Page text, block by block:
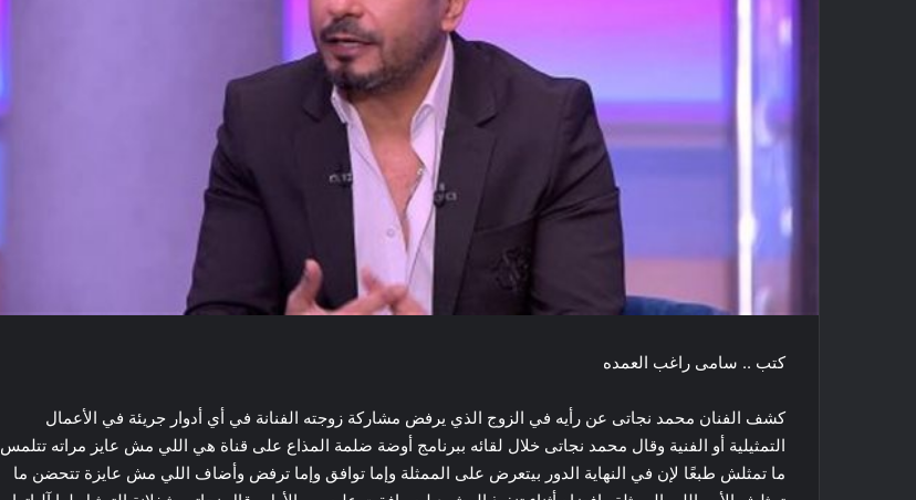
كتب .. سامى راغب العمده
كشف الفنان محمد نجاتى عن رأيه في الزوج الذي يرفض مشاركة زوجته الفنانة في أي أدوار جريئة في الأعمال
التمثيلية أو الفنية وقال محمد نجاتى خلال لقائه ببرنامج أوضة ضلمة المذاع على قناة هي اللي مش عايز مراته تتلمس
ما تمثلش طبعًا لإن في النهاية الدور بيتعرض على الممثلة وإما توافق وإما ترفض وأضاف اللي مش عايزة تتحضن ما
لماذا اعتذرت يسرا عن عدم حضور جنازة
شقيق محمد هنيدى